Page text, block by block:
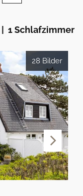
1 Schlafzimmer
28 Bilder